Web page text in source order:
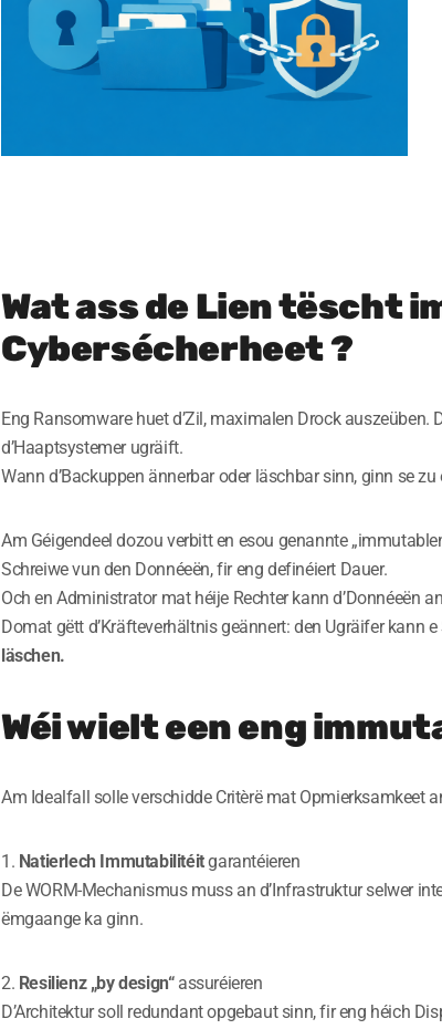
Wat ass de Lien tëscht
Cybersécherheet ?
Eng Ransomware huet d’Zil, maximalen Drock auszeüben.
d’Haaptsystemer ugräift.
Wann d’Backuppen ännerbar oder läschbar sinn, ginn se zu
Am Géigendeel dozou verbitt en esou genannte
Schreiwe vun den Donnéeën, fir eng definéiert Dauer.
Och en Administrator mat héije Rechter kann d’Donnéeën
Domat gëtt d’Kräfteverhältnis geännert: den Ugräifer kann
läschen.
Wéi wielt een eng
Am Idealfall solle verschidde Critèrë mat Opmierksamkeet
1. Natierlech Immutabilitéitgarantéieren
De WORM-Mechanismus muss an d’Infrastruktur selwer
ëmgaange ka ginn.
2. Resilienz „by design“assuréieren
D’Architektur soll redundant opgebaut sinn, fir eng héich